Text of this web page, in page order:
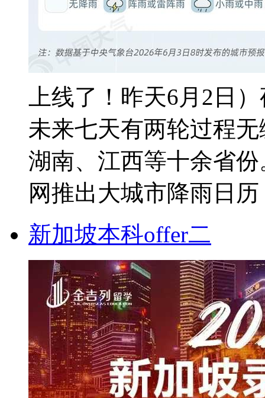
上线了！昨天6月2日
未来七天有两轮过程
湖南、江西等十余省
网推出大城市降雨日
新加坡本科offer二